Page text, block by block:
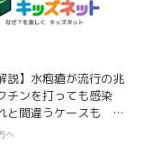
説】水疱瘡が流行の兆
チンを打っても感染
と間違うケースも 感
防ぐには？
へ